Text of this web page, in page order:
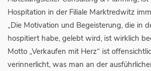
Hospitation in der Filiale Marktredwitz
„Die Motivation und Begeisterung, die in
hospitiert habe, gelebt wird, ist wirklich
Motto „Verkaufen mit Herz“ ist
verinnerlicht, was man an der